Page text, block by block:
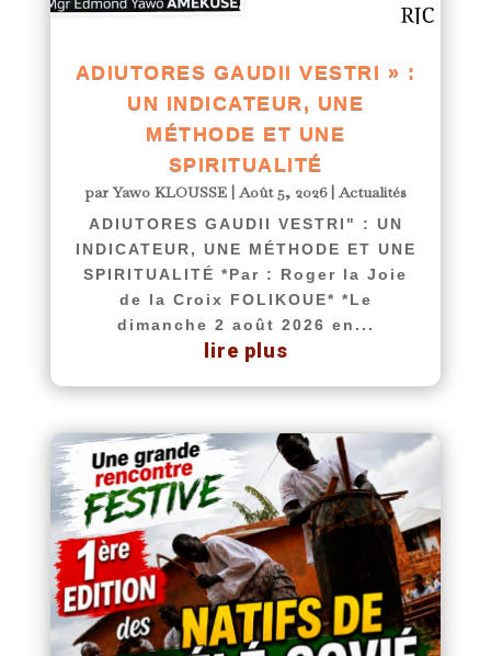
ADIUTORES GAUDII VESTRI » :
UN INDICATEUR, UNE
MÉTHODE ET UNE
SPIRITUALITÉ
parYawo KLOUSSE|Août 5, 2026|Actualités
ADIUTORES GAUDII VESTRI" : UN
INDICATEUR, UNE MÉTHODE ET UNE
SPIRITUALITÉ *Par : Roger la Joie
de la Croix FOLIKOUE* *Le
dimanche 2 août 2026 en...
lire plus